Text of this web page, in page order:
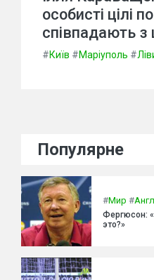
особисті цілі
співпадають з
#Київ #Маріуполь #
Популярне
#Мир #
Фергюсон:
это?»